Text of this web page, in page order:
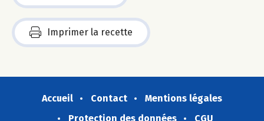
Imprimer la recette
Accueil Contact
Mentions légales
Protection des données
CGU